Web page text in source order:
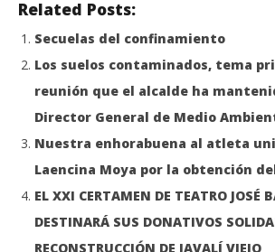
Related Posts:
Secuelas del confinamiento
Los suelos contaminados, tema
reunión que el alcalde ha
Director General de Medio
Nuestra enhorabuena al atleta
Laencina Moya por la obtención
EL XXI CERTAMEN DE TEATRO JOSÉ
DESTINARÁ SUS DONATIVOS
RECONSTRUCCIÓN DE JAVALÍ VIEJO